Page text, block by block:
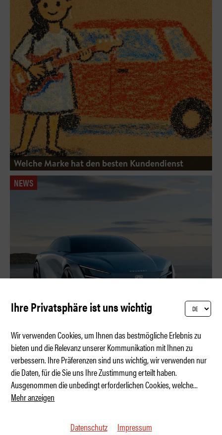
Welche Marke hat den besten Kundendienst
NEWS
Der Löwe wetzt die Krallen in Peking
Ihre Privatsphäre ist uns wichtig
Wir verwenden Cookies, um Ihnen das bestmögliche Erlebnis zu
bieten und die Relevanz unserer Kommunikation mit Ihnen zu
verbessern. Ihre Präferenzen sind uns wichtig, wir verwenden nur
die Daten, für die Sie uns Ihre Zustimmung erteilt haben.
Ausgenommen die unbedingt erforderlichen Cookies, welche...
Mehr anzeigen
Datenschutz Impressum